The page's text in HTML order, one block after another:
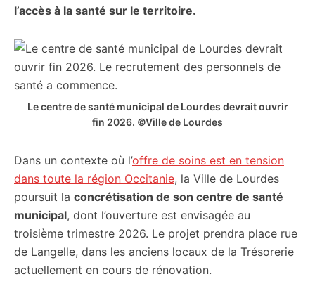
l’accès à la santé sur le territoire.
Le centre de santé municipal de Lourdes devrait ouvrir
fin 2026. ©Ville de Lourdes
Dans un contexte où l’offre de soins est en tension
dans toute la région Occitanie, la Ville de Lourdes
poursuit la concrétisation de son centre de santé
municipal, dont l’ouverture est envisagée au
troisième trimestre 2026. Le projet prendra place rue
de Langelle, dans les anciens locaux de la Trésorerie
actuellement en cours de rénovation.